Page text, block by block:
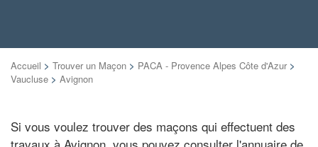
Accueil > Trouver un Maçon > PACA - Provence Alpes Côte d'Azur >
Vaucluse > Avignon
Si vous voulez trouver des maçons qui effectuent des